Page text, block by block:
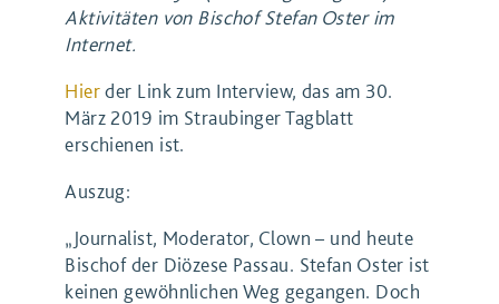
Aktivitäten von Bischof Stefan Oster im
Internet.
Hierder Link zum Interview, das am 30.
März 2019 im Straubinger Tagblatt
erschienen ist.
Auszug:
„Journalist, Moderator, Clown – und heute
Bischof der Diözese Passau. Stefan Oster ist
keinen gewöhnlichen Weg gegangen. Doch